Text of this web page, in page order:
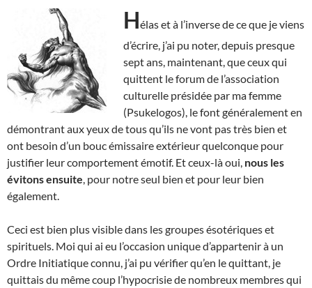
Hélas et à l’inverse de ce que je viens
d’écrire, j’ai pu noter, depuis presque
sept ans, maintenant, que ceux qui
quittent le forum de l’association
culturelle présidée par ma femme
(Psukelogos), le font généralement en
démontrant aux yeux de tous qu’ils ne vont pas très bien et
ont besoin d’un bouc émissaire extérieur quelconque pour
justifier leur comportement émotif. Et ceux-là oui, nous les
évitons ensuite , pour notre seul bien et pour leur bien
également.
Ceci est bien plus visible dans les groupes ésotériques et
spirituels. Moi qui ai eu l’occasion unique d’appartenir à un
Ordre Initiatique connu, j’ai pu vérifier qu’en le quittant, je
quittais du même coup l’hypocrisie de nombreux membres qui